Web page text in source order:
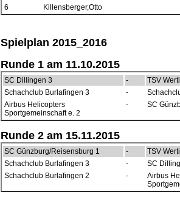
6
Killensberger,Otto
Spielplan 2015_2016
Runde 1 am 11.10.2015
SC Dillingen 3 -
TSV
Schachclub Burlafingen 3
-
Airbus Helicopters
Sportgemeinschaft e. 2
- SC
Runde 2 am 15.11.2015
SC Günzburg/Reisensburg 1 -
TSV
Schachclub Burlafingen 3
-
SC
Schachclub Burlafingen 2
-
Airbus